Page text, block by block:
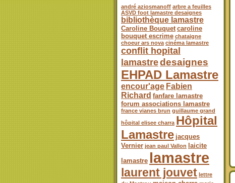
andré aziosmanoff arbre a feuilles
ASVD foot lamastre desaignes
bibliothèque lamastre
Caroline Bouquet caroline
bouquet escrime chataigne
choeur ars nova cinéma lamastre
conflit hopital
lamastredesaignes
EHPAD Lamastre
encour'age Fabien
Richard fanfare lamastre
forum associations lamastre
france vianes brun guillaume grand
hôpital elisee charra Hôpital
Lamastre jacques
Vernier jean paul Vallon
laicite
lamastre lamastre
laurent jouvet lettre